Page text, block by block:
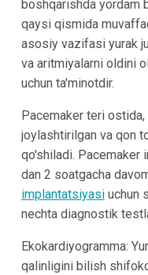
boshqarishda yordam
qaysi qismida
asosiy vazifasi yurak
va aritmiyalarni oldini
uchun ta'minotdir.
Pacemaker teri
joylashtirilgan va qon
qo'shiladi. Pacemaker
dan 2 soatgacha
implantatsiyasiuchun
nechta diagnostik
Ekokardiyogramma:
qalinligini bilish